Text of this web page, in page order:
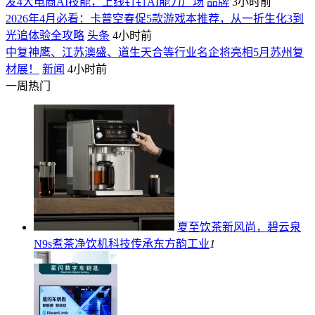
2026年4月必看：卡普空春促5款游戏本推荐，从一折生化3到
光追体验全攻略 头条 4小时前
中复神鹰、江苏澳盛、道生天合等行业名企将亮相5月苏州复
材展！
新闻 4小时前
一周热门
夏至饮茶新风尚，碧云泉
N9s煮茶净饮机科技传承东方韵工业1